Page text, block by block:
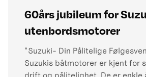
60års jubileum for
utenbordsmotorer
"Suzuki- Din Pålitelige
Suzukis båtmotorer er kjent for
drift og pålitelighet. De er enkle